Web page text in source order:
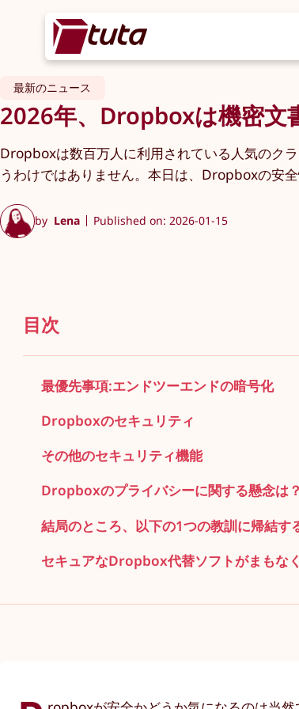
最新のニュース
2026年、Dropboxは機密文
Dropboxは数百万人に利用されている人気のク
うわけではありません。本日は、Dropboxの安
by Lena Published on: 2026-01-15
目次
最優先事項:エンドツーエンドの暗号化
Dropboxのセキュリティ
その他のセキュリティ機能
Dropboxのプライバシーに関する懸念は？
結局のところ、以下の1つの教訓に帰結す
セキュアなDropbox代替ソフトがまもな